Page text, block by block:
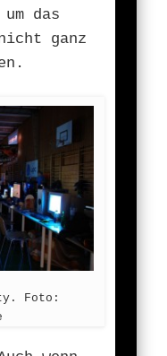
das
ganz
Foto: